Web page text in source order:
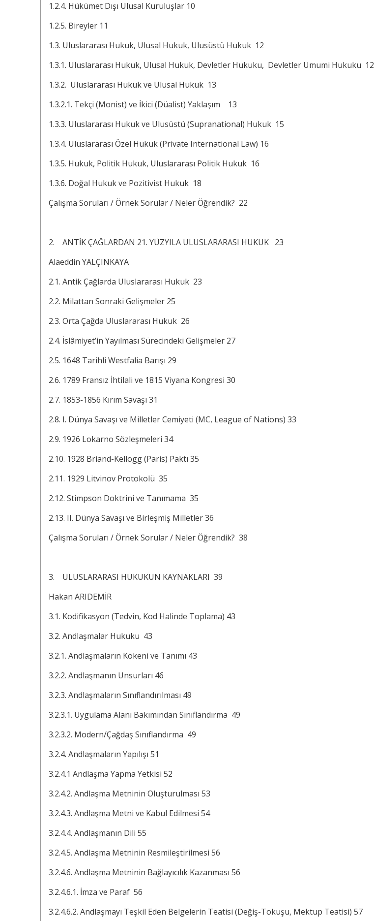
1.2.4. Hükümet Dışı Ulusal Kuruluşlar 10
1.2.5. Bireyler 11
1.3. Uluslararası Hukuk, Ulusal Hukuk, Ulusüstü Hukuk 12
1.3.1. Uluslararası Hukuk, Ulusal Hukuk, Devletler Hukuku, Devletler Umumi Hukuku 12
1.3.2. Uluslararası Hukuk ve Ulusal Hukuk 13
1.3.2.1. Tekçi (Monist) ve İkici (Düalist) Yaklaşım 13
1.3.3. Uluslararası Hukuk ve Ulusüstü (Supranational) Hukuk 15
1.3.4. Uluslararası Özel Hukuk (Private International Law) 16
1.3.5. Hukuk, Politik Hukuk, Uluslararası Politik Hukuk 16
1.3.6. Doğal Hukuk ve Pozitivist Hukuk 18
Çalışma Soruları / Örnek Sorular / Neler Öğrendik? 22
2. ANTİK ÇAĞLARDAN 21. YÜZYILA ULUSLARARASI HUKUK 23
Alaeddin YALÇINKAYA
2.1. Antik Çağlarda Uluslararası Hukuk 23
2.2. Milattan Sonraki Gelişmeler 25
2.3. Orta Çağda Uluslararası Hukuk 26
2.4. İslâmiyet’in Yayılması Sürecindeki Gelişmeler 27
2.5. 1648 Tarihli Westfalia Barışı 29
2.6. 1789 Fransız İhtilali ve 1815 Viyana Kongresi 30
2.7. 1853-1856 Kırım Savaşı 31
2.8. I. Dünya Savaşı ve Milletler Cemiyeti (MC, League of Nations) 33
2.9. 1926 Lokarno Sözleşmeleri 34
2.10. 1928 Briand-Kellogg (Paris) Paktı 35
2.11. 1929 Litvinov Protokolü 35
2.12. Stimpson Doktrini ve Tanımama 35
2.13. II. Dünya Savaşı ve Birleşmiş Milletler 36
Çalışma Soruları / Örnek Sorular / Neler Öğrendik? 38
3. ULUSLARARASI HUKUKUN KAYNAKLARI 39
Hakan ARIDEMİR
3.1. Kodifikasyon (Tedvin, Kod Halinde Toplama) 43
3.2. Andlaşmalar Hukuku 43
3.2.1. Andlaşmaların Kökeni ve Tanımı 43
3.2.2. Andlaşmanın Unsurları 46
3.2.3. Andlaşmaların Sınıflandırılması 49
3.2.3.1. Uygulama Alanı Bakımından Sınıflandırma 49
3.2.3.2. Modern/Çağdaş Sınıflandırma 49
3.2.4. Andlaşmaların Yapılışı 51
3.2.4.1 Andlaşma Yapma Yetkisi 52
3.2.4.2. Andlaşma Metninin Oluşturulması 53
3.2.4.3. Andlaşma Metni ve Kabul Edilmesi 54
3.2.4.4. Andlaşmanın Dili 55
3.2.4.5. Andlaşma Metninin Resmileştirilmesi 56
3.2.4.6. Andlaşma Metninin Bağlayıcılık Kazanması 56
3.2.4.6.1. İmza ve Paraf 56
3.2.4.6.2. Andlaşmayı Teşkil Eden Belgelerin Teatisi (Değiş-Tokuşu, Mektup Teatisi) 57